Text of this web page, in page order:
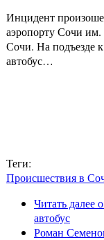
Инцидент
аэропорту Сочи
Сочи. На подъезде
автобус…
Теги:
Происшествия в
Читать далее
автобус
Роман